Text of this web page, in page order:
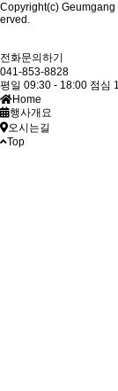
Copyright(c)
erved.
전화문의하기
041-853-8828
평일 09:30 - 18:00 점심
Home
행사개요
오시는길
Top